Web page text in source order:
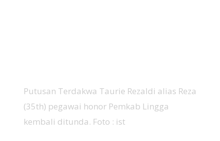
Putusan Terdakwa Taurie Rezaldi alias Reza
(35th) pegawai honor Pemkab Lingga
kembali ditunda. Foto : ist